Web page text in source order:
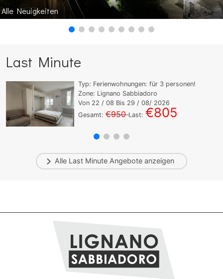
Alle Neuigkeiten
Last Minute
Typ: Ferienwohnungen: für 3 personen!
Zone: Lignano Sabbiadoro
Von 22 / 08 Bis 29 / 08/ 2026
Gesamt:€950Last:€805
Alle Last MinuteAngebote anzeigen